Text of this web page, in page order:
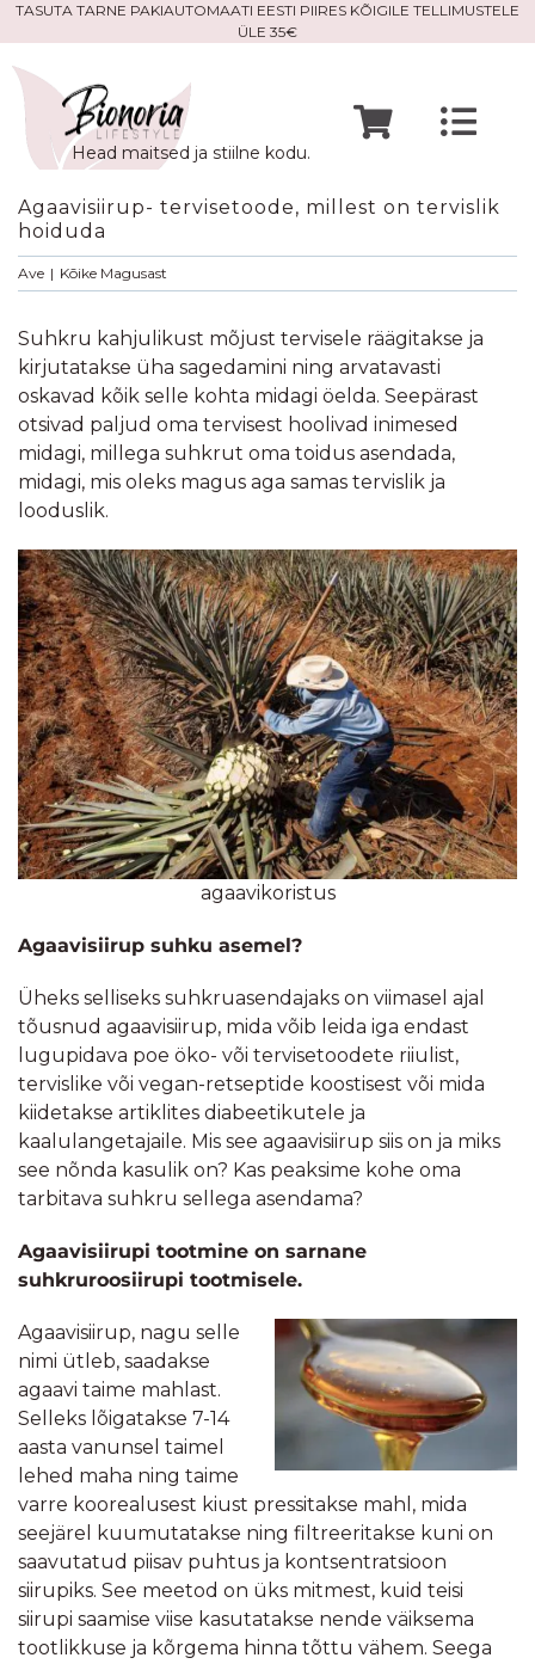
Skip
to
content
TASUTA TARNE PAKIAUTOMAATI EESTI PIIRES KÕIGILE TELLIMUSTELE
ÜLE 35€
Head maitsed ja stiilne kodu.
Avaleht
Meist
Kontakt
Agaavisiirup- tervisetoode, millest on tervislik
hoiduda
Ave | Kõike Magusast
Suhkru kahjulikust mõjust tervisele räägitakse ja
kirjutatakse üha sagedamini ning arvatavasti
oskavad kõik selle kohta midagi öelda. Seepärast
otsivad paljud oma tervisest hoolivad inimesed
midagi, millega suhkrut oma toidus asendada,
midagi, mis oleks magus aga samas tervislik ja
looduslik.
agaavikoristus
Agaavisiirup suhku asemel?
Üheks selliseks suhkruasendajaks on viimasel ajal
tõusnud agaavisiirup, mida võib leida iga endast
lugupidava poe öko- või tervisetoodete riiulist,
tervislike või vegan-retseptide koostisest või mida
kiidetakse artiklites diabeetikutele ja
kaalulangetajaile. Mis see agaavisiirup siis on ja miks
see nõnda kasulik on? Kas peaksime kohe oma
tarbitava suhkru sellega asendama?
Agaavisiirupi tootmine on sarnane
suhkruroosiirupi tootmisele.
Agaavisiirup, nagu selle
nimi ütleb, saadakse
agaavi taime mahlast.
Selleks lõigatakse 7-14
aasta vanunsel taimel
lehed maha ning taime
varre koorealusest kiust pressitakse mahl, mida
seejärel kuumutatakse ning filtreeritakse kuni on
saavutatud piisav puhtus ja kontsentratsioon
siirupiks. See meetod on üks mitmest, kuid teisi
siirupi saamise viise kasutatakse nende väiksema
tootlikkuse ja kõrgema hinna tõttu vähem. Seega